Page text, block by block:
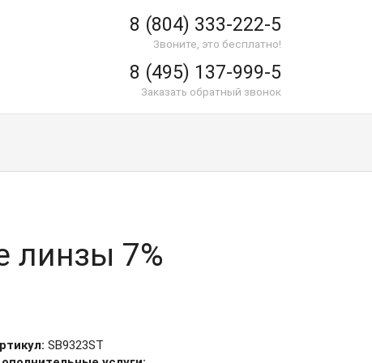
8 (804) 333-222-5
Звоните, это бесплатно!
8 (495) 137-999-5
Заказать обратный звонок
линзы 7%
SB9323ST